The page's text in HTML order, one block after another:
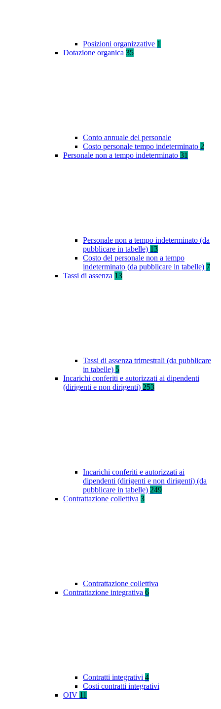
Posizioni organizzative 1
Dotazione organica 35
Conto annuale del personale
Costo personale tempo indeterminato 2
Personale non a tempo indeterminato 31
Personale non a tempo indeterminato (da
pubblicare in tabelle) 13
Costo del personale non a tempo
indeterminato (da pubblicare in tabelle) 7
Tassi di assenza 13
Tassi di assenza trimestrali (da pubblicare
in tabelle) 5
Incarichi conferiti e autorizzati ai dipendenti
(dirigenti e non dirigenti) 253
Incarichi conferiti e autorizzati ai
dipendenti (dirigenti e non dirigenti) (da
pubblicare in tabelle) 249
Contrattazione collettiva 3
Contrattazione collettiva
Contrattazione integrativa 6
Contratti integrativi 4
Costi contratti integrativi
OIV 11